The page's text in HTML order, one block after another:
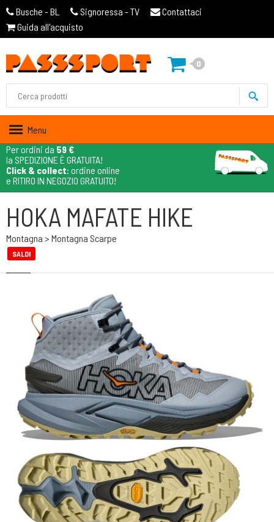
Busche - BL Signoressa - TV
Contattaci
Guida all'acquisto
0
Menu
Per ordini da 59 €
la SPEDIZIONE È GRATUITA!
Click & collect: ordine online
e RITIRO IN NEGOZIO GRATUITO!
HOKA MAFATE HIKE
Montagna > Montagna Scarpe
SALDI